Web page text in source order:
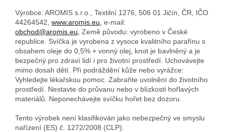
Výrobce: AROMIS s.r.o., Textilní 1276, 506 01 Jičín, ČR, IČO
44264542, www.aromis.eu, e-mail:
obchod@aromis.eu, Země původu: vyrobeno v České
republice. Svíčka je vyrobena z vysoce kvalitního parafínu s
obsahem oleje do 0,5% + vonný olej, knot je bavlněný a je
bezpečný pro zdraví lidí i pro životní prostředí. Uchovávejte
mimo dosah dětí. Při podráždění kůže nebo vyrážce:
Vyhledejte lékařskou pomoc. Zabraňte uvolnění do životního
prostředí. Nestavte do průvanu nebo v blízkosti hořlavých
materiálů. Neponechávejte svíčku hořet bez dozoru.
Tento výrobek není klasifikován jako nebezpečný ve smyslu
nařízení (ES) č. 1272/2008 (CLP).